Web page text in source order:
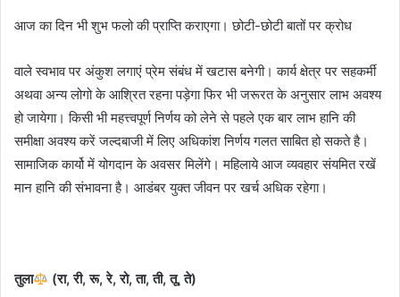
आज का दिन भी शुभ फलो की प्राप्ति कराएगा। छोटी-छोटी बातों पर क्रोध
वाले स्वभाव पर अंकुश लगाएं प्रेम संबंध में खटास बनेगी। कार्य क्षेत्र पर सहकर्मी
अथवा अन्य लोगो के आश्रित रहना पड़ेगा फिर भी जरूरत के अनुसार लाभ अवश्य
हो जायेगा। किसी भी महत्त्वपूर्ण निर्णय को लेने से पहले एक बार लाभ हानि की
समीक्षा अवश्य करें जल्दबाजी में लिए अधिकांश निर्णय गलत साबित हो सकते है।
सामाजिक कार्यो में योगदान के अवसर मिलेंगे। महिलाये आज व्यवहार संयमित रखें
मान हानि की संभावना है। आडंबर युक्त जीवन पर खर्च अधिक रहेगा।
तुला (रा, री, रू, रे, रो, ता, ती, तू, ते)